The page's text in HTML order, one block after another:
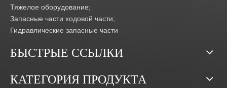
Тяжелое оборудование;
Запасные части ходовой части;
Гидравлические запасные части
БЫСТРЫЕ ССЫЛКИ
КАТЕГОРИЯ ПРОДУКТА